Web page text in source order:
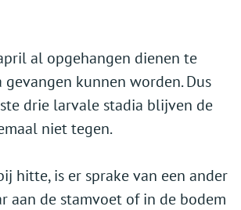
al opgehangen dienen te
kunnen worden. Dus
drie larvale stadia blijven de
niet tegen.
hitte, is er sprake van een ander
aan de stamvoet of in de bodem